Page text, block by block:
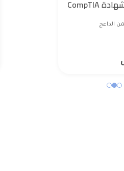
- التحضير لشهادة CompTIA
الداعج